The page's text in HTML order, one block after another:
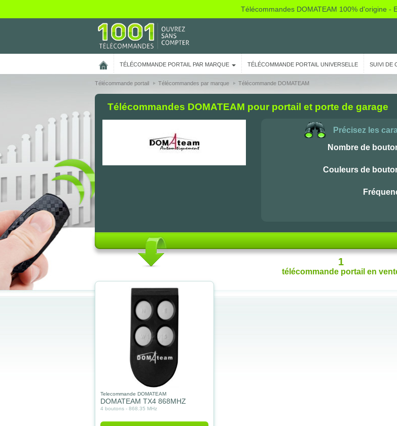
Télécommandes DOMATEAM 100% d'origine -
TÉLÉCOMMANDE PORTAIL PAR MARQUE TÉLÉCOMMANDE PORTAIL UNIVERSELLE SUIVI DE
Télécommande portail Télécommandes par marque Télécommande DOMATEAM
Télécommandes DOMATEAM pour portail et porte de garage
Précisez les
Nombre de
Couleurs de
1
télécommande portail en
Telecommande DOMATEAM
DOMATEAM TX4 868MHZ
4 boutons - 868.35 MHz